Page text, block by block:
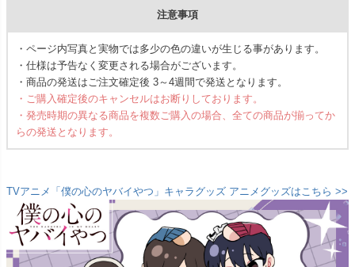
注意事項
・ページ内写真と実物では多少の色の違いが生じる事があります。
・仕様は予告なく変更される場合がございます。
・商品の発送はご注文確定後 3～4週間で発送となります。
・ご購入確定後のキャンセルはお断りしております。
・発売時期の異なる商品を複数ご購入の場合、全ての商品が揃ってか
らの発送となります。
TVアニメ「僕の心のヤバイやつ」キャラグッズ アニメグッズはこちら >>